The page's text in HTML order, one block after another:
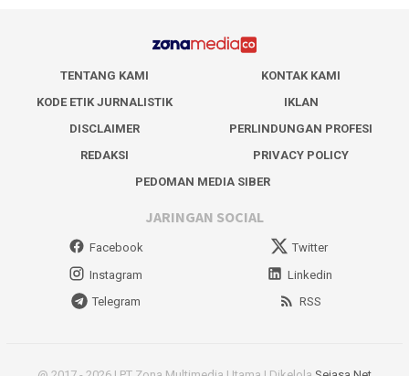
TENTANG KAMI
KONTAK KAMI
KODE ETIK JURNALISTIK
IKLAN
DISCLAIMER
PERLINDUNGAN PROFESI
REDAKSI
PRIVACY POLICY
PEDOMAN MEDIA SIBER
JARINGAN SOCIAL
Facebook
Twitter
Instagram
Linkedin
Telegram
RSS